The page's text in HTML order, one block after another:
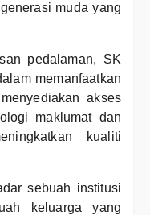
muda yang
pedalaman, SK
memanfaatkan
akses
maklumat dan
kualiti
sebuah institusi
keluarga yang